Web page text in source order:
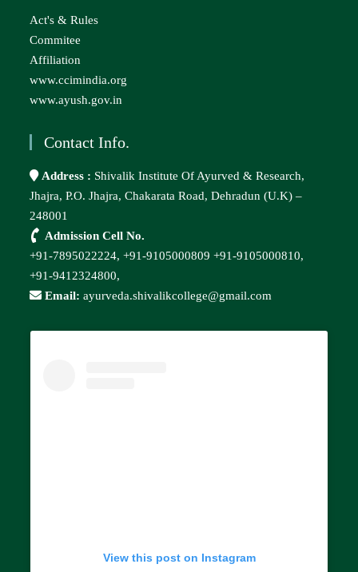
Act's & Rules
Commitee
Affiliation
www.ccimindia.org
www.ayush.gov.in
Contact Info.
Address : Shivalik Institute Of Ayurved & Research,
Jhajra, P.O. Jhajra, Chakarata Road, Dehradun (U.K) –
248001
Admission Cell No.
+91-7895022224,+91-9105000809 +91-9105000810,
+91-9412324800,
Email: ayurveda.shivalikcollege@gmail.com
View this post on Instagram